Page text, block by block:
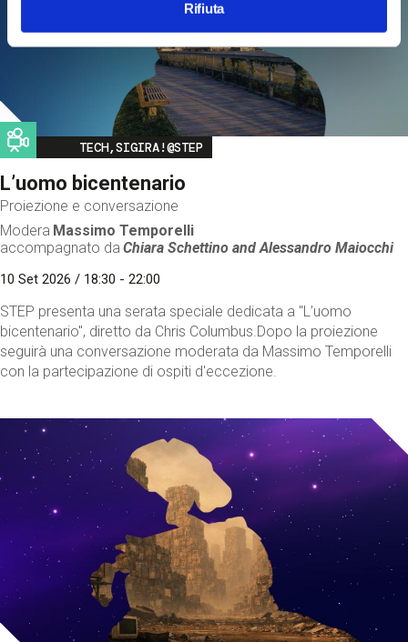
Rifiuta
Image
TECH,SIGIRA!@STEP
L’uomo bicentenario
Proiezione e conversazione
Modera Massimo Temporelli
accompagnato da Chiara Schettino andAlessandro Maiocchi
10 Set 2026 / 18:30 - 22:00
STEP presenta una serata speciale dedicata a "L’uomo
bicentenario", diretto da Chris Columbus.Dopo la proiezione
seguirà una conversazione moderata da Massimo Temporelli
con la partecipazione di ospiti d'eccezione.